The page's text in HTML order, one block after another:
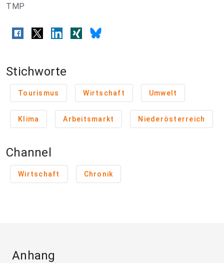
TMP
Stichworte
Tourismus Wirtschaft Umwelt
Klima Arbeitsmarkt Niederösterreich
Channel
Wirtschaft Chronik
Anhang